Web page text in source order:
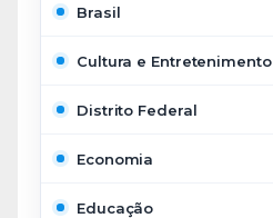
Brasil
Cultura e Entretenimento
Distrito Federal
Economia
Educação